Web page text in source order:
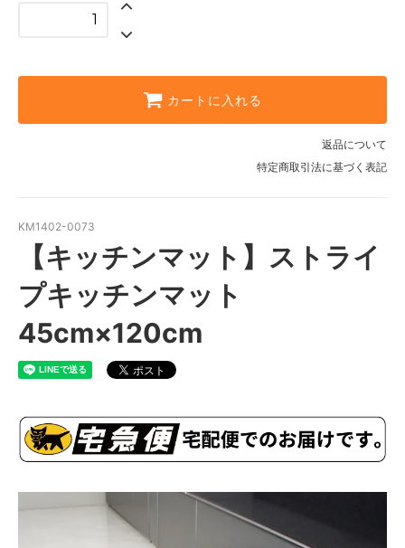
カートに入れる
返品について
特定商取引法に基づく表記
KM1402-0073
【キッチンマット】ストライ
プキッチンマット
45cm×120cm